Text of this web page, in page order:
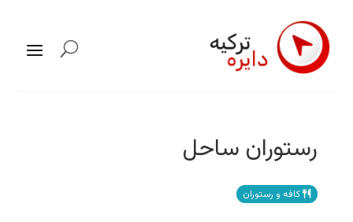
رستوران ساحل
کافه و رستوران